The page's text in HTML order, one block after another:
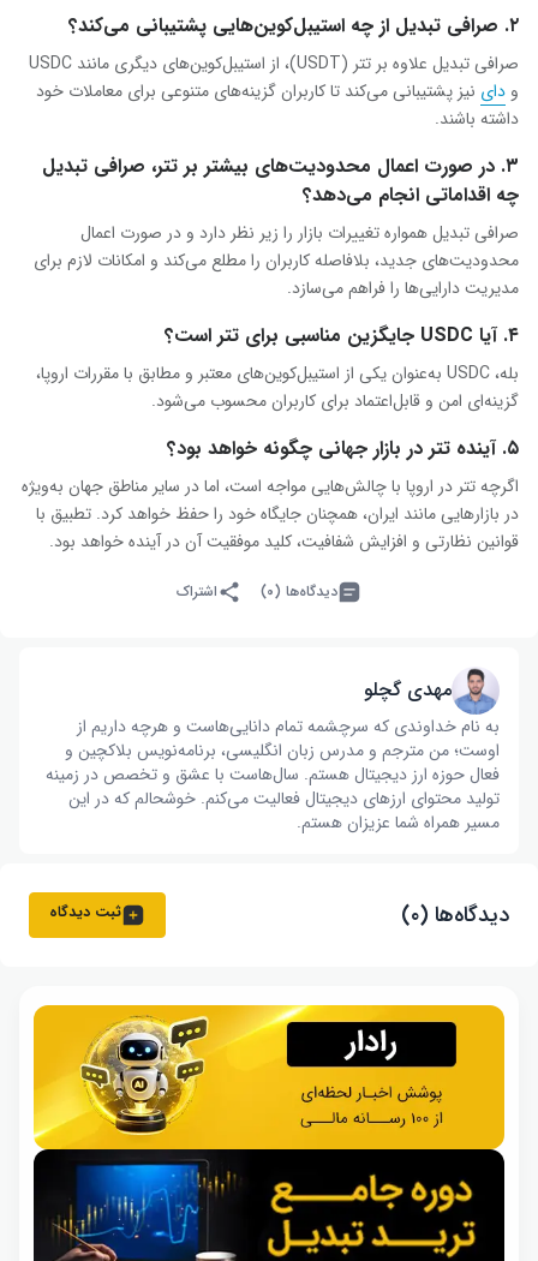
۲. صرافی تبدیل از چه استیبل‌کوین‌هایی پشتیبانی می‌کند؟
صرافی تبدیل علاوه بر تتر (USDT)، از استیبل‌کوین‌های دیگری مانند USDC
و دای نیز پشتیبانی می‌کند تا کاربران گزینه‌های متنوعی برای معاملات خود
داشته باشند.
۳. در صورت اعمال محدودیت‌های بیشتر بر تتر، صرافی تبدیل
چه اقداماتی انجام می‌دهد؟
صرافی تبدیل همواره تغییرات بازار را زیر نظر دارد و در صورت اعمال
محدودیت‌های جدید، بلافاصله کاربران را مطلع می‌کند و امکانات لازم برای
مدیریت دارایی‌ها را فراهم می‌سازد.
۴. آیا USDC جایگزین مناسبی برای تتر است؟
بله، USDC به‌عنوان یکی از استیبل‌کوین‌های معتبر و مطابق با مقررات اروپا،
گزینه‌ای امن و قابل‌اعتماد برای کاربران محسوب می‌شود.
۵. آینده تتر در بازار جهانی چگونه خواهد بود؟
اگرچه تتر در اروپا با چالش‌هایی مواجه است، اما در سایر مناطق جهان به‌ویژه
در بازارهایی مانند ایران، همچنان جایگاه خود را حفظ خواهد کرد. تطبیق با
قوانین نظارتی و افزایش شفافیت، کلید موفقیت آن در آینده خواهد بود.
دیدگاه‌ها (۰) اشتراک
مهدی گچلو
به نام خداوندی که سرچشمه تمام دانایی‌هاست و هرچه داریم از
اوست؛ من مترجم و مدرس زبان انگلیسی، برنامه‌نویس بلاکچین و
فعال حوزه ارز دیجیتال هستم. سال‌هاست با عشق و تخصص در زمینه
تولید محتوای ارزهای دیجیتال فعالیت می‌کنم. خوشحالم که در این
مسیر همراه شما عزیزان هستم.
دیدگاه‌ها (۰) ثبت دیدگاه